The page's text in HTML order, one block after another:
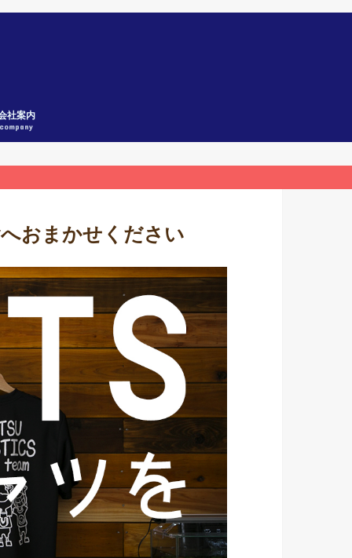
社案内
company
おまかせください